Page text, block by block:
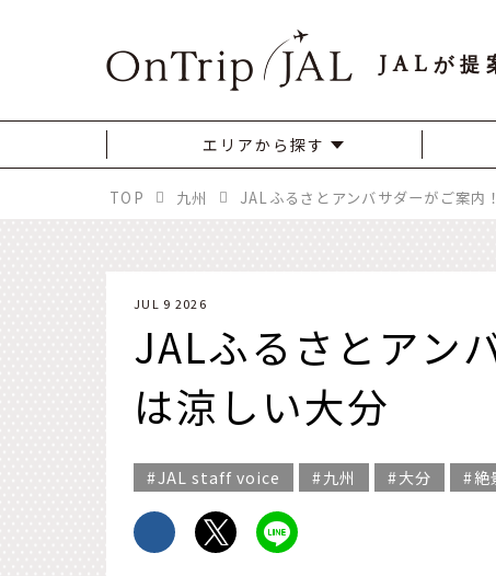
JAL が提
エリアから探す
TOP 九州 JALふるさとアンバサダーがご案内
JUL 9 2026
JALふるさとアン
は涼しい大分
JAL staff voice 九州 大分 絶